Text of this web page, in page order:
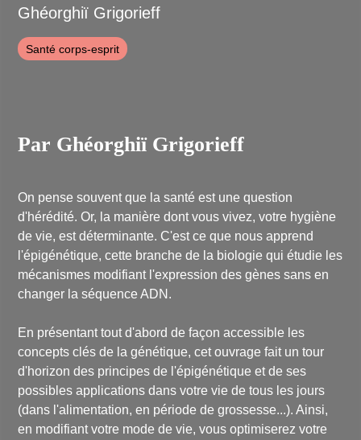
Ghéorghiï Grigorieff
Santé corps-esprit
Par Ghéorghiï Grigorieff
On pense souvent que la santé est une question
d'hérédité. Or, la manière dont vous vivez, votre hygiène
de vie, est déterminante. C'est ce que nous apprend
l'épigénétique, cette branche de la biologie qui étudie les
mécanismes modifiant l'expression des gènes sans en
changer la séquence ADN.
En présentant tout d'abord de façon accessible les
concepts clés de la génétique, cet ouvrage fait un tour
d'horizon des principes de l'épigénétique et de ses
possibles applications dans votre vie de tous les jours
(dans l'alimentation, en période de grossesse...). Ainsi,
en modifiant votre mode de vie, vous optimiserez votre